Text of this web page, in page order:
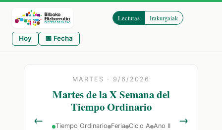
Lecturas Irakurgaiak
Hoy 📅 Fecha
← →
MARTES · 9/6/2026
Martes de la X Semana del
Tiempo Ordinario
Tiempo Ordinario Feria Ciclo A Ano II